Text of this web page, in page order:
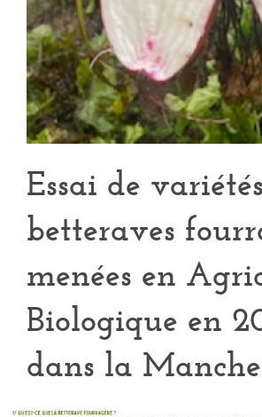
Essai de
betteraves
menées en
Biologique en
dans la Manche